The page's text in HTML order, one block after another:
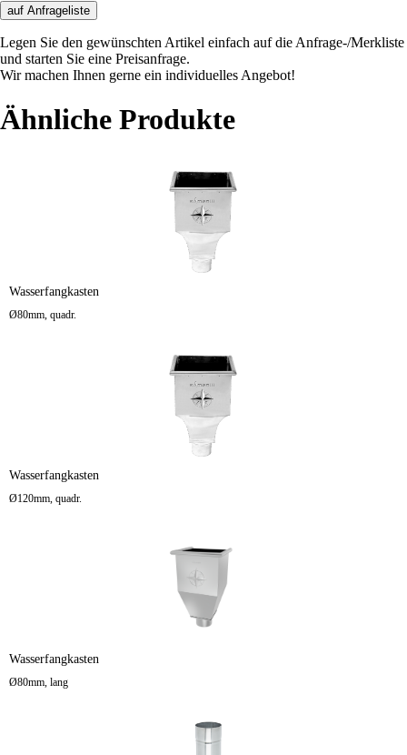
auf Anfrageliste
Legen Sie den gewünschten Artikel einfach auf die Anfrage-/Merkliste
und starten Sie eine Preisanfrage.
Wir machen Ihnen gerne ein individuelles Angebot!
Ähnliche Produkte
Wasserfangkasten
Ø80mm, quadr.
Wasserfangkasten
Ø120mm, quadr.
Wasserfangkasten
Ø80mm, lang